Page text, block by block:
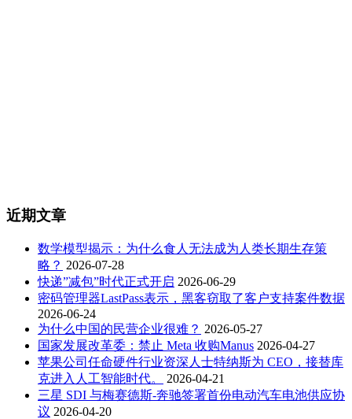
近期文章
数学模型揭示：为什么食人无法成为人类长期生存策
略？ 2026-07-28
快递”减包”时代正式开启 2026-06-29
密码管理器LastPass表示，黑客窃取了客户支持案件数据
2026-06-24
为什么中国的民营企业很难？ 2026-05-27
国家发展改革委：禁止 Meta 收购Manus 2026-04-27
苹果公司任命硬件行业资深人士特纳斯为 CEO，接替库
克进入人工智能时代。
2026-04-21
三星 SDI 与梅赛德斯-奔驰签署首份电动汽车电池供应协
议 2026-04-20